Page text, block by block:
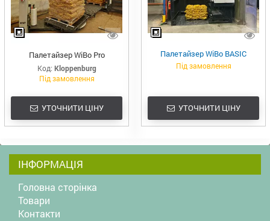
Палетайзер WiBo Pro
Код: Kloppenburg
Під замовлення
УТОЧНИТИ ЦІНУ
Палетайзер WiBo BASIC
Під замовлення
УТОЧНИТИ ЦІНУ
ІНФОРМАЦІЯ
Головна сторінка
Товари
Контакти